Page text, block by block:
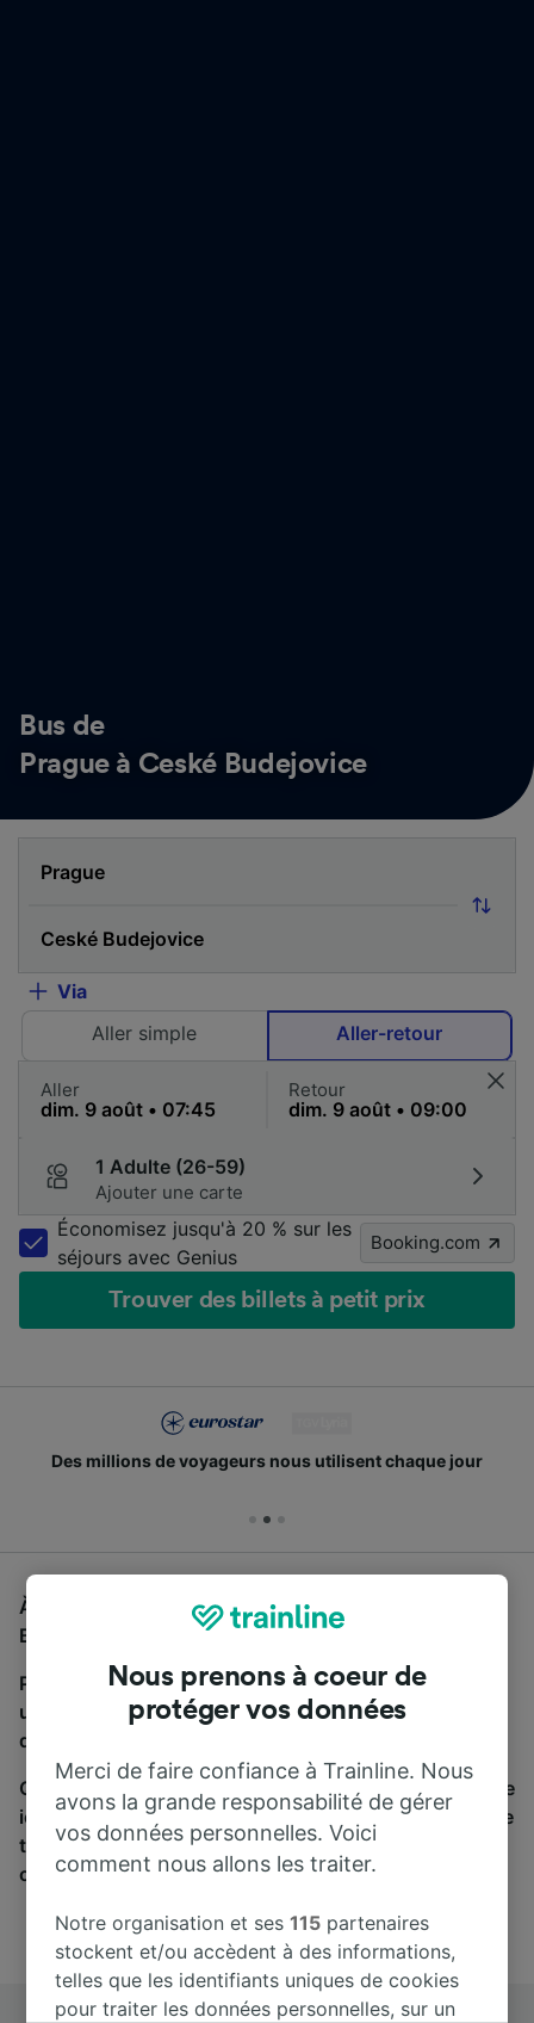
Bus de
Prague à Ceské Budejovice
Via
Aller simple
Aller-retour
Aller Retour
1 Adulte (26-59)
Ajouter une carte
Économisez jusqu'à 20 % sur les
séjours avec Genius
Booking.com
Trouver des billets à petit prix
Des millions de voyageurs nous utilisent chaque jour
À la recherche d'un bus de Prague à Ceské
Budejovice, vous êtes au bon endroit.
Pour trouver des billets de bus, lancez simplement
une recherche ci-dessus. Nous comparons les temps
de trajets et les prix des voyages, en train et en bus.
Qu’importe votre destination, votre voyage commence
ici. Nous collaborons avec plus de 170 compagnies de
train et de bus. Consultez et achetez vos billets sur
cette page.
Nous prenons à coeur de
protéger vos données
Merci de faire confiance à Trainline. Nous
avons la grande responsabilité de gérer
vos données personnelles. Voici
comment nous allons les traiter.
Notre organisation et ses115 partenaires
stockent et/ou accèdent à des informations,
telles que les identifiants uniques de cookies
pour traiter les données personnelles, sur un